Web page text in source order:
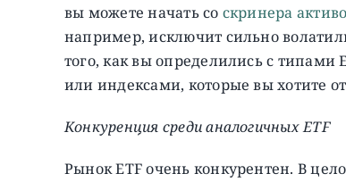
вы можете начать со скринера
например, исключит сильно
того, как вы определились с
или индексами, которые вы хотите
Конкуренция среди аналогичных ETF
Рынок ETF очень конкурентен. В